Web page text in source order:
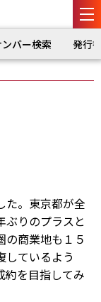
バー検索 発行
た。東京都が全
ぶりのプラスと
の商業地も１５
しているよう
約を目指してみ